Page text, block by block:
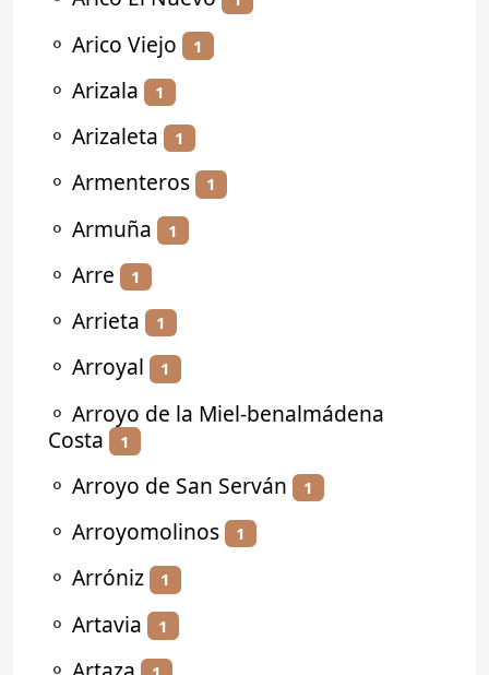
⚬ Arico Viejo 1
⚬ Arizala 1
⚬ Arizaleta 1
⚬ Armenteros 1
⚬ Armuña 1
⚬ Arre 1
⚬ Arrieta 1
⚬ Arroyal 1
⚬ Arroyo de la Miel-benalmádena
Costa
1
⚬ Arroyo de San Serván 1
⚬ Arroyomolinos 1
⚬ Arróniz 1
⚬ Artavia 1